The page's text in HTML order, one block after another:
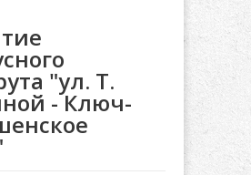
"ул. Т.
- Ключ-